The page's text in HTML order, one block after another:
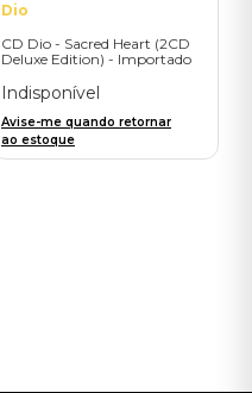
Dio
CD Dio - Sacred Heart (2CD
Deluxe Edition) - Importado
Indisponível
Avise-me quando retornar
ao estoque